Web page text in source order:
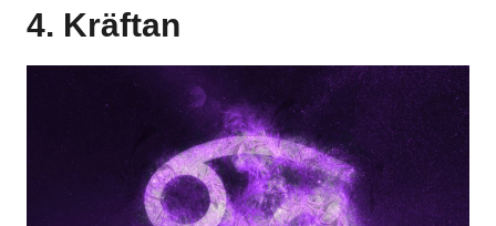
4. Kräftan